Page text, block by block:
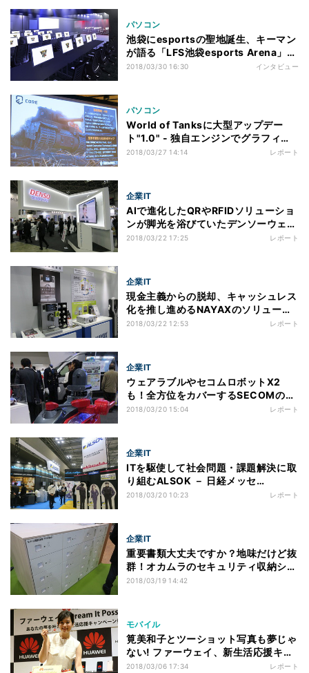
パソコン
池袋にesportsの聖地誕生、キーマン
が語る「LFS池袋esports Arena」で
実現したいコト
2018/03/30 16:30 インタビュー
パソコン
World of Tanksに大型アップデー
ト"1.0" - 独自エンジンでグラフィッ
クスが大きく強化
2018/03/27 14:14 レポート
企業IT
AIで進化したQRやRFIDソリューショ
ンが脚光を浴びていたデンソーウェー
ブ
2018/03/22 17:25 レポート
企業IT
現金主義からの脱却、キャッシュレス
化を推し進めるNAYAXのソリューシ
ョン
2018/03/22 12:53 レポート
企業IT
ウェアラブルやセコムロボットX2
も！全方位をカバーするSECOMのセ
キュリティ － 日経メッセ SECURITY
2018/03/20 15:04 レポート
企業IT
ITを駆使して社会問題・課題解決に取
り組むALSOK － 日経メッセ
SECURITY SHOWより
2018/03/20 10:23 レポート
企業IT
重要書類大丈夫ですか？地味だけど抜
群！オカムラのセキュリティ収納シス
テム － 日経メッセ SECURITY
2018/03/19 14:42
モバイル
筧美和子とツーショット写真も夢じゃ
ない! ファーウェイ、新生活応援キャ
ンペーン開始
2018/03/06 17:34 レポート